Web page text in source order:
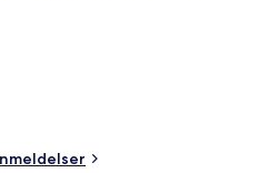
har kun godt at sige om
transport ligger kun en
ligger 9 minutter